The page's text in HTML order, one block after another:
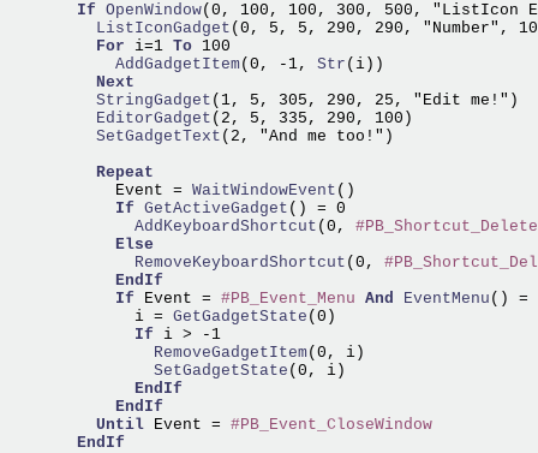
If OpenWindow(0, 100, 100, 300, 500, "ListIcon
    ListIconGadget
(0, 5, 5, 290, 290, "Number",
For i=1 To
      AddGadgetItem
(0, -1, Str (i))
Next
    StringGadget
    EditorGadget
    SetGadgetText
(2, "And me too!")
Repeat
      Event =
WaitWindowEvent ()
If GetActiveGadget
        AddKeyboardShortcut
(0, #PB_Shortcut_Delete
Else
        RemoveKeyboardShortcut
(0,
EndIf
If Event = #PB_Event_Menu And EventMenu () =
        i =
GetGadgetState (0)
If
          RemoveGadgetItem
          SetGadgetState
(0, i)
EndIf
EndIf
Until Event = #PB_Event_CloseWindow
EndIf